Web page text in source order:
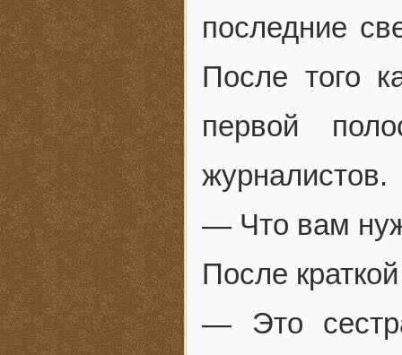
последние
После того
первой
журналистов.
— Что вам
После
— Это